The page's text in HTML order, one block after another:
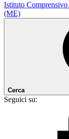
Istituto Comprensivo
(ME)
Cerca
Seguici su: